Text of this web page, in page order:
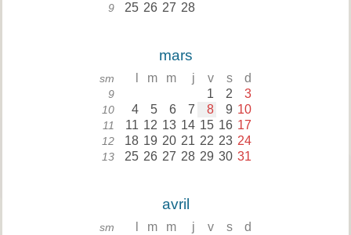
9 25 26 27 28
mars
sm m m j v s d
9 1 2 3
10 4 5 6 7 8 9 10
11 11 12 13 14 15 16 17
12 18 19 20 21 22 23 24
13 25 26 27 28 29 30 31
avril
sm m m j v s d